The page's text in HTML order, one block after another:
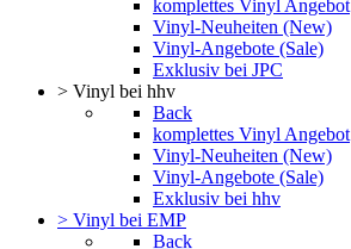
komplettes Vinyl Angebot
Vinyl-Neuheiten (New)
Vinyl-Angebote (Sale)
Exklusiv bei JPC
> Vinyl bei hhv
Back
komplettes Vinyl Angebot
Vinyl-Neuheiten (New)
Vinyl-Angebote (Sale)
Exklusiv bei hhv
> Vinyl bei EMP
Back